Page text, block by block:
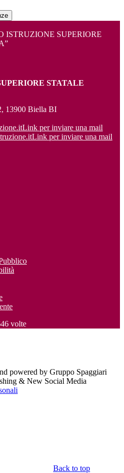
ISTRUZIONE SUPERIORE
STATALE
13900 Biella BI
Link per inviare una mail
Link per inviare una mail
volte
powered by Gruppo Spaggiari
& New Social Media
Back to top